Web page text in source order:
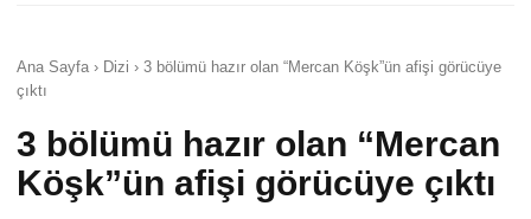
Ana Sayfa › Dizi › 3 bölümü hazır olan “Mercan Köşk”ün afişi görücüye
çıktı
3 bölümü hazır olan “Mercan
Köşk”ün afişi görücüye çıktı